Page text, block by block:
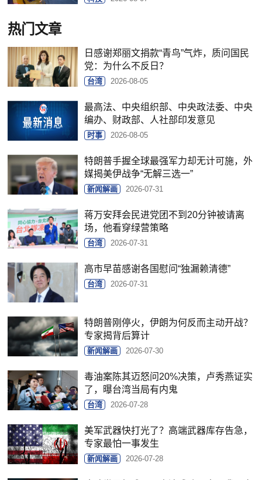
热门文章
日感谢郑丽文捐款“青鸟”气炸，质问国民
党：为什么不反日？
台湾 2026-08-05
最高法、中央组织部、中央政法委、中央
编办、财政部、人社部印发意见
时事 2026-08-05
特朗普手握全球最强军力却无计可施，外
媒揭美伊战争“无解三选一”
新闻解画 2026-07-31
蒋万安拜会民进党团不到20分钟被请离
场，他看穿绿营策略
台湾 2026-07-31
高市早苗感谢各国慰问“独漏赖清德”
台湾 2026-07-31
特朗普刚停火，伊朗为何反而主动开战？
专家揭背后算计
新闻解画 2026-07-30
毒油案陈其迈怒问20%决策，卢秀燕证实
了，曝台湾当局有内鬼
台湾 2026-07-28
美军武器快打光了？高端武器库存告急，
专家最怕一事发生
新闻解画 2026-07-28